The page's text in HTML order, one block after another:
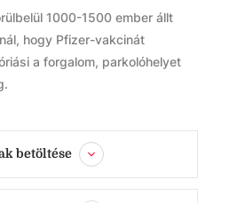
1000-1500 ember állt
hogy Pfizer-vakcinát
a forgalom, parkolóhelyet
betöltése